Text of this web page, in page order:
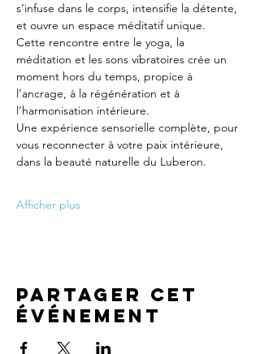
s’infuse dans le corps, intensifie la détente,
et ouvre un espace méditatif unique.
Cette rencontre entre le yoga, la
méditation et les sons vibratoires crée un
moment hors du temps, propice à
l’ancrage, à la régénération et à
l’harmonisation intérieure.
Une expérience sensorielle complète, pour
vous reconnecter à votre paix intérieure,
dans la beauté naturelle du Luberon.
Afficher plus
Partager cet
événement